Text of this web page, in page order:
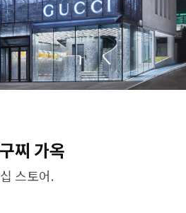
찌 가옥
스토어.